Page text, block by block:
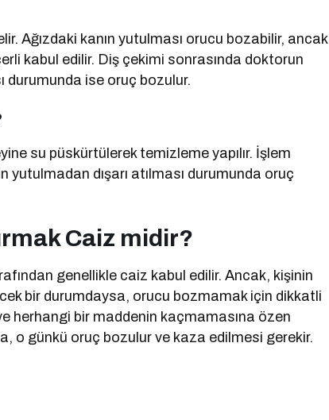
Ağızdaki kanın yutulması orucu bozabilir, ancak
kabul edilir. Diş çekimi sonrasında doktorun
durumunda ise oruç bozulur.
su püskürtülerek temizleme yapılır. İşlem
yutulmadan dışarı atılması durumunda oruç
Caiz midir?
genellikle caiz kabul edilir. Ancak, kişinin
bir durumdaysa, orucu bozmamak için dikkatli
herhangi bir maddenin kaçmamasına özen
o günkü oruç bozulur ve kaza edilmesi gerekir.